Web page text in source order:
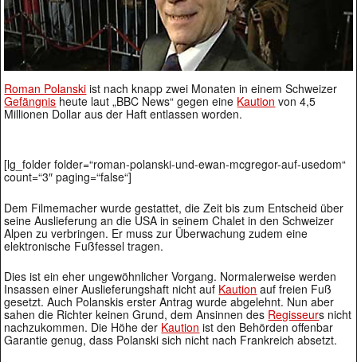
Roman Polanski ist nach knapp zwei Monaten in einem Schweizer
Gefängnis heute laut „BBC News“ gegen eine Kaution von 4,5
Millionen Dollar aus der Haft entlassen worden.
[lg_folder folder=“roman-polanski-und-ewan-mcgregor-auf-usedom“
count=“3″ paging=“false“]
Dem Filmemacher wurde gestattet, die Zeit bis zum Entscheid über
seine Auslieferung an die USA in seinem Chalet in den Schweizer
Alpen zu verbringen. Er muss zur Überwachung zudem eine
elektronische Fußfessel tragen.
Dies ist ein eher ungewöhnlicher Vorgang. Normalerweise werden
Insassen einer Auslieferungshaft nicht auf Kaution auf freien Fuß
gesetzt. Auch Polanskis erster Antrag wurde abgelehnt. Nun aber
sahen die Richter keinen Grund, dem Ansinnen des Regisseurs nicht
nachzukommen. Die Höhe der Kaution ist den Behörden offenbar
Garantie genug, dass Polanski sich nicht nach Frankreich absetzt.